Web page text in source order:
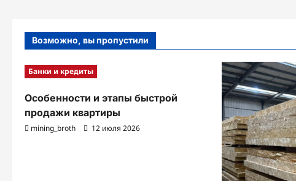
Возможно, вы пропустили
Банки и кредиты
Особенности и этапы быстрой
продажи квартиры
mining_broth 12 июля 2026